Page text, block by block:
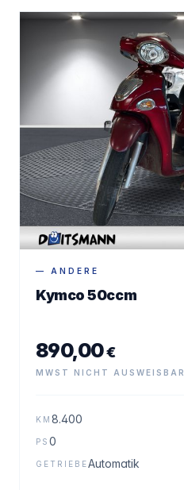
— ANDERE
Kymco 50ccm
890,00€
MWST NICHT AUSWEISBAR
KM 8.400
PS 0
GETRIEBEAutomatik